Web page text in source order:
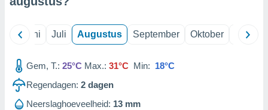
Juni Juli Augustus September Oktober
Gem, T.: 25°C Max.: 31°C Min: 18°C
Regendagen: 2 dagen
Neerslaghoeveelheid: 13 mm